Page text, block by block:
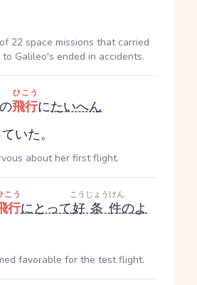
22 space missions that carried
Galileo's ended in accidents.
の飛行
ひこう
にたいへん
いた。
about her first flight.
行
こう
にとって好条件
こうじょうけん
のよ
favorable for the test flight.